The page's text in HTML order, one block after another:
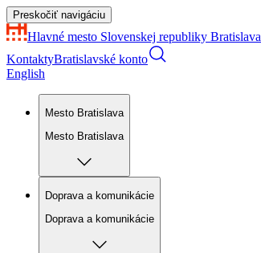
Preskočiť navigáciu
Hlavné mesto Slovenskej republiky Bratislava
KontaktyBratislavské konto
English
Mesto Bratislava
Mesto Bratislava
Doprava a komunikácie
Doprava a komunikácie